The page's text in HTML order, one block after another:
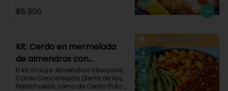
$15.900
Kit: Cerdo en mermelada
de almendras con
habichuelas y criollas al
horno-144
El kit incluye: Almendras trituradas,
Caldo Concentrado, Diente de Ajo,
Habichuelas, Lomo de Cerdo (foto